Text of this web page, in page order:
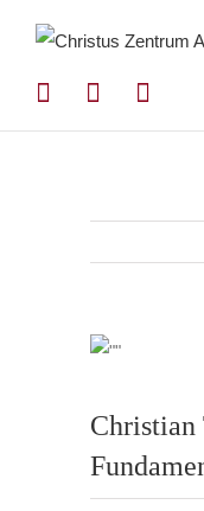
springen
Christian